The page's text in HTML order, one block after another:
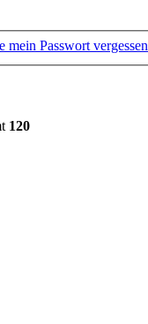
mein Passwort vergessen
120